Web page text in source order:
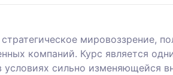
мировоззрение,
компаний. Курс является
сильно изменяющейся